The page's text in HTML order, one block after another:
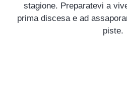
stagione. Preparatevi a
prima discesa e ad
piste.